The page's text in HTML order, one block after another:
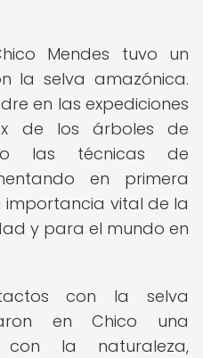
Mendes tuvo un
la selva amazónica.
en las expediciones
de los árboles de
las técnicas de
en primera
importancia vital de la
y para el mundo en
con la selva
en Chico una
con la naturaleza,